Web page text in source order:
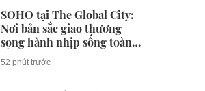
SOHO tại The Global City:
Nơi bản sắc giao thương
song hành nhịp sống toàn
cầu
52 phút trước